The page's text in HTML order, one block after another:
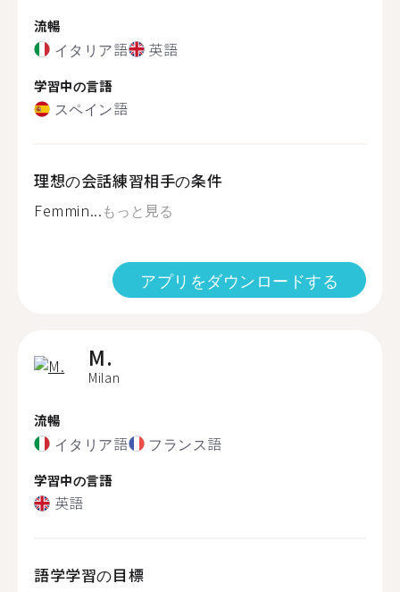
流暢
イタリア語 英語
学習中の言語
スペイン語
理想の会話練習相手の条件
Femmin...もっと見る
アプリをダウンロードする
M.
Milan
流暢
イタリア語 フランス語
学習中の言語
英語
語学学習の目標